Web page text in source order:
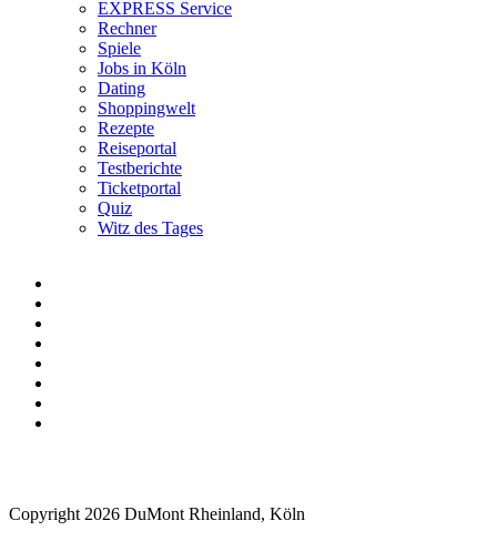
EXPRESS Service
Rechner
Spiele
Jobs in Köln
Dating
Shoppingwelt
Rezepte
Reiseportal
Testberichte
Ticketportal
Quiz
Witz des Tages
Copyright 2026 DuMont Rheinland, Köln